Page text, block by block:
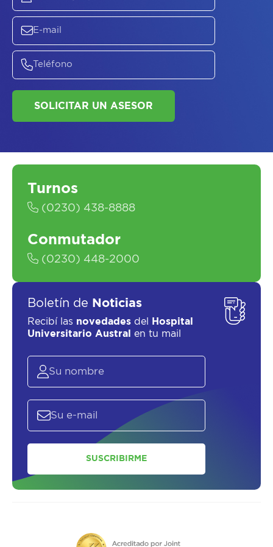
ASESORATE SOBRE PLAN DE
SALUD
SOLICITAR UN ASESOR
Turnos
(0230) 438-8888
Conmutador
(0230) 448-2000
Boletín de Noticias
Recibí las novedades del
Hospital
Universitario Austral
en tu mail
SUSCRIBIRME